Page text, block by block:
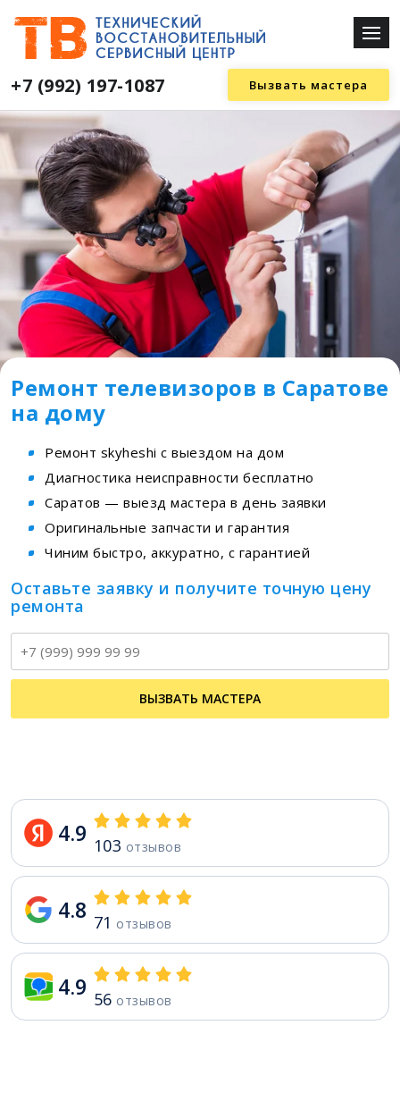
+7 (992) 197-1087 Вызвать мастера
Ремонт телевизоров в Саратове
на дому
Ремонт skyheshi с выездом на дом
Диагностика неисправности бесплатно
Саратов — выезд мастера в день заявки
Оригинальные запчасти и гарантия
Чиним быстро, аккуратно, с гарантией
Оставьте заявку и получите точную цену
ремонта
ВЫЗВАТЬ МАСТЕРА
4.9 103 отзывов
4.8 71 отзывов
4.9 56 отзывов